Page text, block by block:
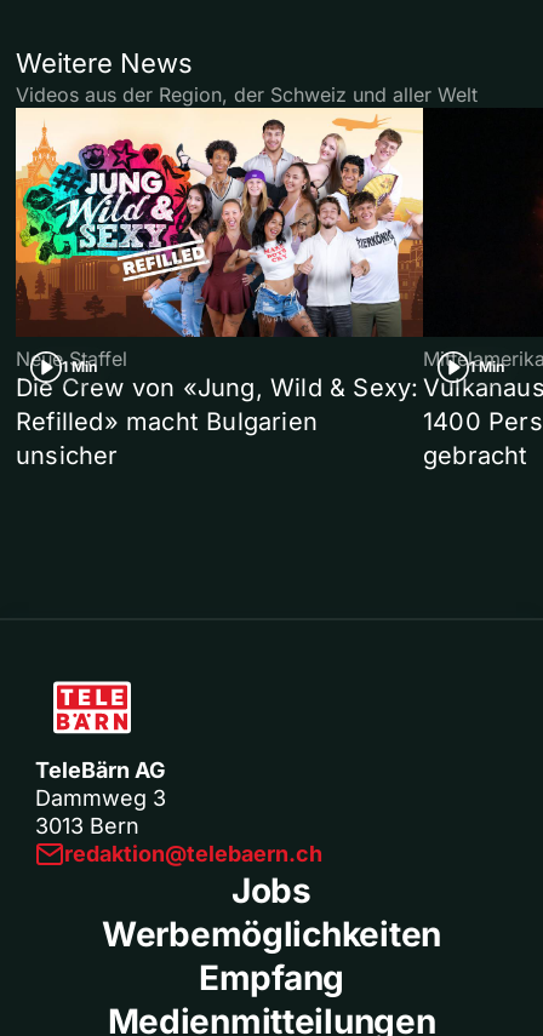
Weitere News
Videos aus der Region, der Schweiz und aller Welt
1 Min
Neue Staffel
Die Crew von «Jung, Wild & Sexy:
Refilled» macht Bulgarien
unsicher
1 Min
1400
gebracht
TeleBärn AG
Dammweg 3
3013 Bern
redaktion@telebaern.ch
Jobs
Werbemöglichkeiten
Empfang
Medienmitteilungen